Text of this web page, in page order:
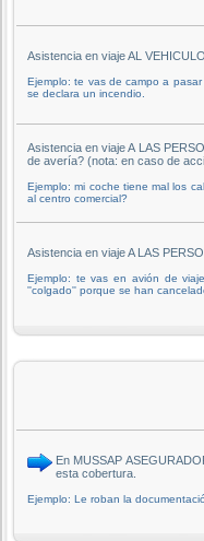
Asistencia en viaje AL
Ejemplo: te vas de campo a
se declara un incendio.
Asistencia en viaje A LAS
de avería? (nota: en caso de
Ejemplo: mi coche tiene mal los
al centro comercial?
Asistencia en viaje A LAS
Ejemplo: te vas en avión de
''colgado'' porque se han
En MUSSAP
esta cobertura.
Ejemplo: Le roban la